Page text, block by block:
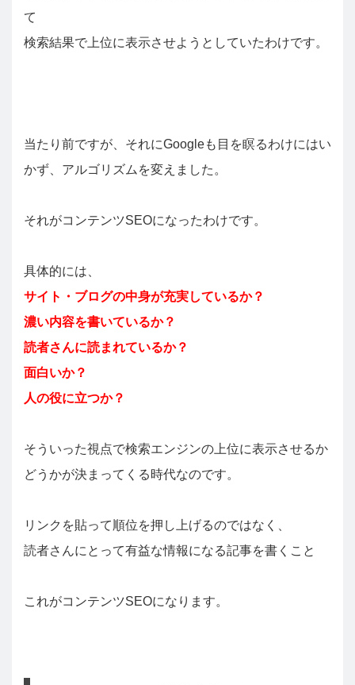
て
検索結果で上位に表示させようとしていたわけです。
当たり前ですが、それにGoogleも目を瞑るわけにはい
かず、アルゴリズムを変えました。
それがコンテンツSEOになったわけです。
具体的には、
サイト・ブログの中身が充実しているか？
濃い内容を書いているか？
読者さんに読まれているか？
面白いか？
人の役に立つか？
そういった視点で検索エンジンの上位に表示させるか
どうかが決まってくる時代なのです。
リンクを貼って順位を押し上げるのではなく、
読者さんにとって有益な情報になる記事を書くこと
これがコンテンツSEOになります。